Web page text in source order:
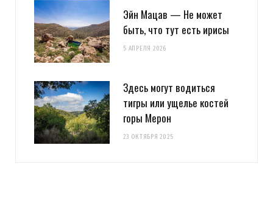
Эйн Мацав — Не может
быть, что тут есть ирисы
5 АПРЕЛЯ 2026
Здесь могут водиться
тигры или ущелье костей
горы Мерон
23 ОКТЯБРЯ 2025